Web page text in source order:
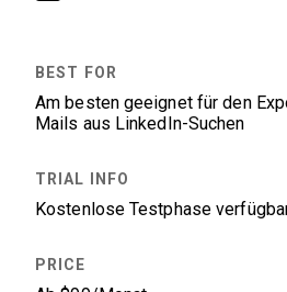
Am besten geeignet für den
Mails aus LinkedIn-Suchen
Kostenlose Testphase